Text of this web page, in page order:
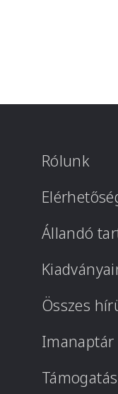
Rólunk
Állandó
Összes
Imanaptár
Támogatás